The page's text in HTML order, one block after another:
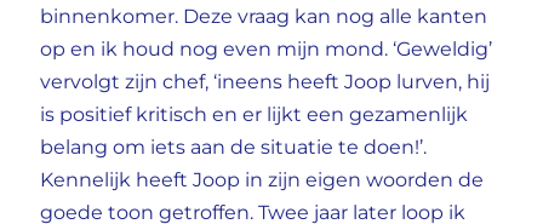
binnenkomer. Deze vraag kan nog alle kanten
op en ik houd nog even mijn mond. ‘Geweldig’
vervolgt zijn chef, ‘ineens heeft Joop lurven, hij
is positief kritisch en er lijkt een gezamenlijk
belang om iets aan de situatie te doen!’.
Kennelijk heeft Joop in zijn eigen woorden de
goede toon getroffen. Twee jaar later loop ik